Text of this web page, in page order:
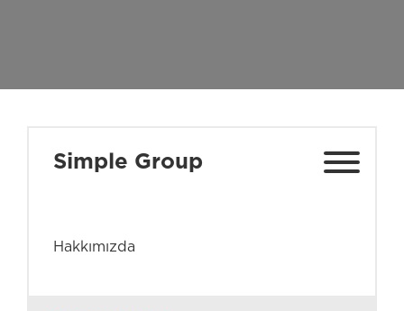
Simple Group
Hakkımızda